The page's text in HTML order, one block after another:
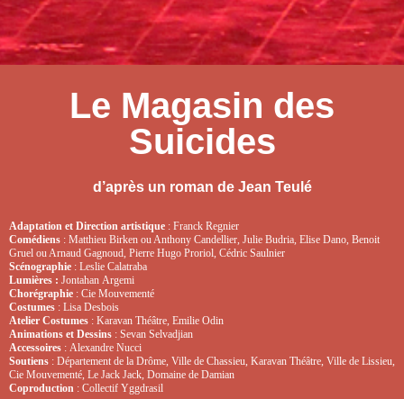
Le Magasin des
Suicides
d’après un roman de Jean Teulé
Adaptation et Direction artistique : Franck Regnier
Comédiens : Matthieu Birken ou Anthony Candellier, Julie Budria, Elise Dano, Benoit
Gruel ou Arnaud Gagnoud, Pierre Hugo Proriol, Cédric Saulnier
Scénographie : Leslie Calatraba
Lumières : Jontahan Argemi
Chorégraphie : Cie Mouvementé
Costumes : Lisa Desbois
Atelier Costumes : Karavan Théâtre, Emilie Odin
Animations et Dessins : Sevan Selvadjian
Accessoires : Alexandre Nucci
Soutiens : Département de la Drôme, Ville de Chassieu, Karavan Théâtre, Ville de Lissieu,
Cie Mouvementé, Le Jack Jack, Domaine de Damian
Coproduction : Collectif Yggdrasil